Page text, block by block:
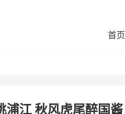
首页
浦江 秋风虎尾醉国酱